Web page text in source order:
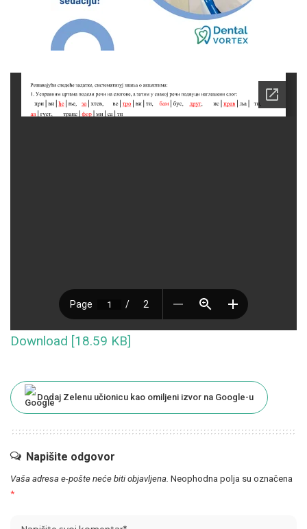
Download [18.59 KB]
Dodaj Zelenu učionicu kao omiljeni izvor na Google-u
Napišite odgovor
Vaša adresa e-pošte neće biti objavljena. Neophodna polja su označena
*